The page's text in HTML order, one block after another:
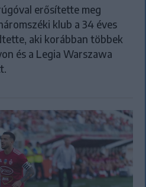
erősítette meg
klub a 34 éves
aki korábban többek
és a Legia Warszawa